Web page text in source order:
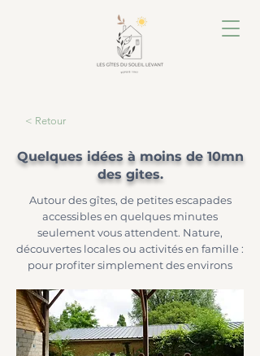
< Retour
Quelques idées à moins de 10mn
des gites.
Autour des gîtes, de petites escapades
accessibles en quelques minutes
seulement vous attendent. Nature,
découvertes locales ou activités en famille :
pour profiter simplement des environs